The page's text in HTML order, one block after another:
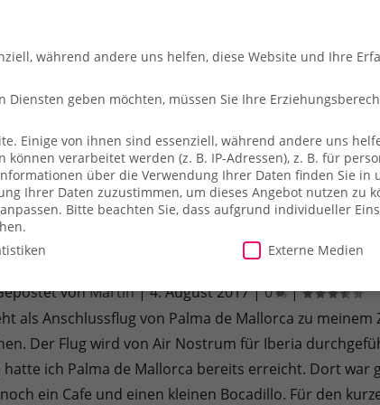
So fliegt ihr Merch-Shop Payback Alles
Class ATR 72-600 operated by Air
vonMartin|4. August 2017|0 |
als Anschlussflug von Palma de Mallorca zu meinem
Der Flug wird von Air Nostrum für Iberia
ich Palma de Mallorca bereits erreicht. Dort war
ein Cafe und einen kleinen Bocadillo. Für den
während andere uns helfen, diese Website und Ihre
geben möchten, müssen Sie Ihre
Einige von ihnen sind essenziell, während andere uns
können verarbeitet werden (z. B. IP-Adressen), z. B. für
über die Verwendung Ihrer Daten finden Sie in
Ihrer Daten zuzustimmen, um dieses Angebot nutzen zu
Bitte beachten Sie, dass aufgrund individueller
Externe Medien
Diensten geben möchten, müssen Sie Ihre
Einige von ihnen sind essenziell, während andere uns
z. B. für personalisierte Anzeigen und Inhalte oder
. Es besteht keine Verpflichtung, der Verarbeitung Ihrer
nicht alle Funktionen der Website zur Verfügung stehen.